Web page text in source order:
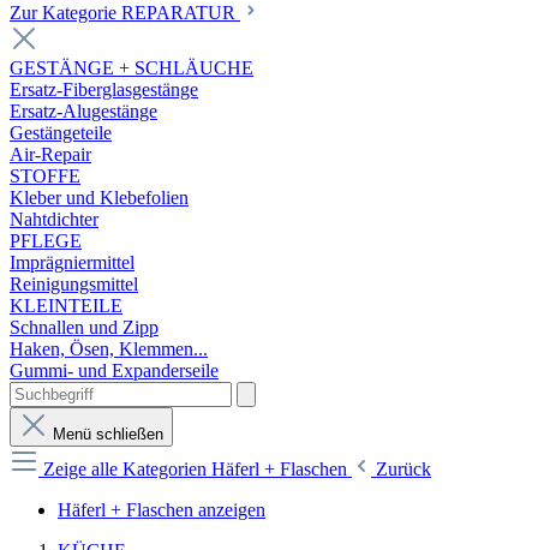
Zur Kategorie REPARATUR
GESTÄNGE + SCHLÄUCHE
Ersatz-Fiberglasgestänge
Ersatz-Alugestänge
Gestängeteile
Air-Repair
STOFFE
Kleber und Klebefolien
Nahtdichter
PFLEGE
Imprägniermittel
Reinigungsmittel
KLEINTEILE
Schnallen und Zipp
Haken, Ösen, Klemmen...
Gummi- und Expanderseile
Menü schließen
Zeige alle Kategorien Häferl + Flaschen
Zurück
Häferl + Flaschen anzeigen